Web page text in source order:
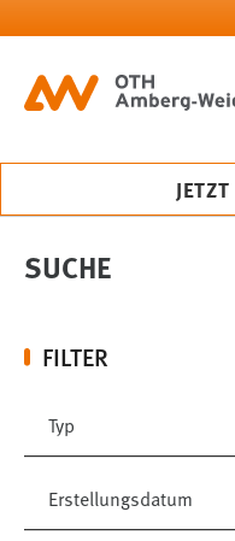
SUCHE
FILTER
Typ
Erstellungsdatum